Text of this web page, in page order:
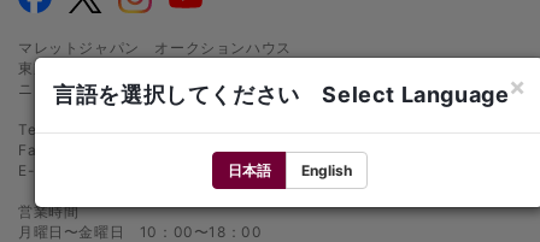
マレットジャパン オークションハウス
東京都千代田区麹町1-3-1
ニッセイ半蔵門ビル1階
Tel.: 03-5216-2480
Fax: 03-5216-2481
E-mail:
営業時間
月曜日〜金曜日 10：00〜18：00
言語を選択してください Select Language×
日本語 English